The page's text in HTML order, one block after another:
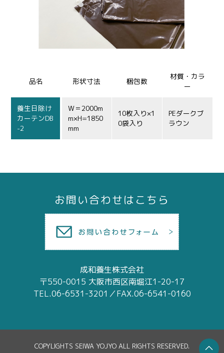
品名 形状寸法 梱包数
材質・カラ
ー
養生日除け
カーテンDB
-2
W＝2000m
m×H=1850
mm
10枚入り×1
0袋入り
PEダークブ
ラウン
お問い合わせはこちら
成和養生株式会社
〒550-0015 大阪市西区南堀江1-20-17
TEL.06-6531-3201／FAX.06-6541-0160
COPYLIGHTS SEIWA YOJYO ALL RIGHTS RESERVED.